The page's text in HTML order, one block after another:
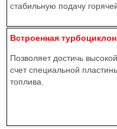
стабильную подачу
Встроенная
Позволяет достичь
счет специальной
топлива.